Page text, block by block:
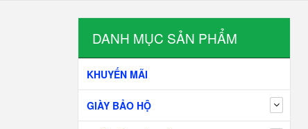
DANH MỤC SẢN PHẨM
KHUYẾN MÃI
GIÀY BẢO HỘ